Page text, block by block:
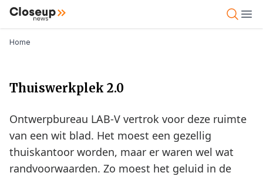
Overslaan
Close Up News
Open
Kruimelpad
Home
Thuiswerkplek 2.0
Ontwerpbureau LAB-V vertrok voor deze ruimte
van een wit blad. Het moest een gezellig
thuiskantoor worden, maar er waren wel wat
randvoorwaarden. Zo moest het geluid in de